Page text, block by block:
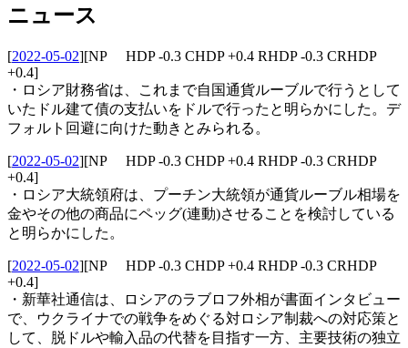
ニュース
[2022-05-02][NP HDP -0.3 CHDP +0.4 RHDP -0.3 CRHDP
+0.4]
・ロシア財務省は、これまで自国通貨ルーブルで行うとして
いたドル建て債の支払いをドルで行ったと明らかにした。デ
フォルト回避に向けた動きとみられる。
[2022-05-02][NP HDP -0.3 CHDP +0.4 RHDP -0.3 CRHDP
+0.4]
・ロシア大統領府は、プーチン大統領が通貨ルーブル相場を
金やその他の商品にペッグ(連動)させることを検討している
と明らかにした。
[2022-05-02][NP HDP -0.3 CHDP +0.4 RHDP -0.3 CRHDP
+0.4]
・新華社通信は、ロシアのラブロフ外相が書面インタビュー
で、ウクライナでの戦争をめぐる対ロシア制裁への対応策と
して、脱ドルや輸入品の代替を目指す一方、主要技術の独立